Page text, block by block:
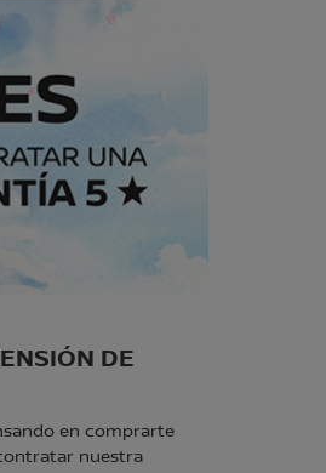
DE
en comprarte
nuestra